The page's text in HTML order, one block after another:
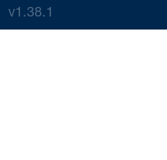
v1.38.1